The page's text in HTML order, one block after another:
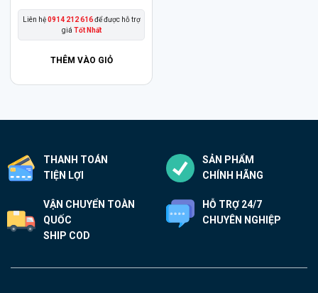
Liên hệ0914 212 616để được hỗ trợ
giá Tốt Nhất
THÊM VÀO GIỎ
THANH TOÁN
TIỆN LỢI
SẢN PHẨM
CHÍNH HÃNG
VẬN CHUYỂN TOÀN
QUỐC
SHIP COD
HỖ TRỢ 24/7
CHUYÊN NGHIỆP